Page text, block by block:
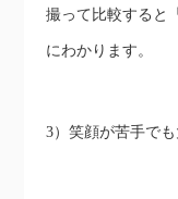
撮って比較すると
にわかります。
3）笑顔が苦手で